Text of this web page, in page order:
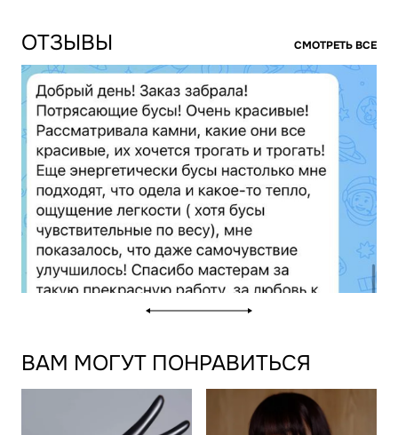
ОТЗЫВЫ СМОТРЕТЬ ВСЕ
ВАМ МОГУТ ПОНРАВИТЬСЯ